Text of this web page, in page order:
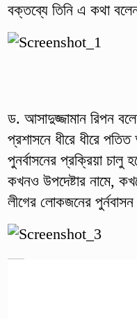
বক্তব্যে তিনি এ কথা
ড. আসাদুজ্জামান রিপন
প্রশাসনে ধীরে ধীরে
পুনর্বাসনের প্রক্রিয়া চালু
কখনও উপদেষ্টার নামে,
লীগের লোকজনের পুর্নবাসন